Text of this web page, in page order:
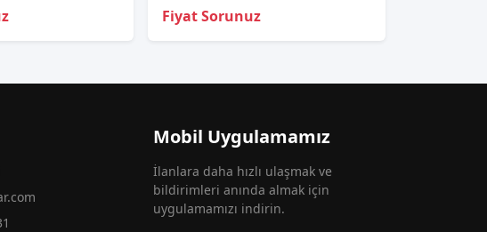
Fiyat Sorunuz
Mobil Uygulamamız
İlanlara daha hızlı ulaşmak ve
bildirimleri anında almak için
uygulamamızı indirin.